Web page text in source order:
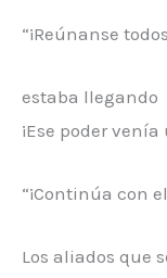
“¡Reúnanse
estaba llegando
¡Ese poder
“¡Continúa con
Los aliados que